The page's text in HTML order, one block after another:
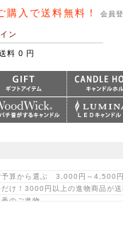
購入で送料無料！ 会員
ン
料 0 円
予算から選ぶ 3,000円～4,500
け！3000円以上の進物商品が
のご進物